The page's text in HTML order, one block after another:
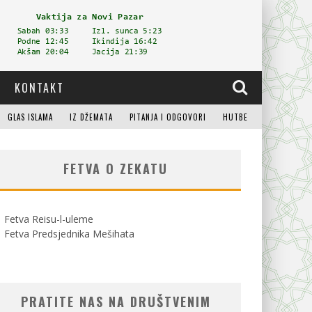
KONTAKT
GLAS ISLAMA IZ DŽEMATA PITANJA I ODGOVORI HUTBE
FETVA O ZEKATU
Fetva Reisu-l-uleme
Fetva Predsjednika Mešihata
PRATITE NAS NA DRUŠTVENIM